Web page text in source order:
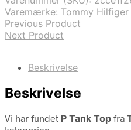
Varemærke: Tommy Hilfiger
Previous Product
Next Product
Beskrivelse
Beskrivelse
Vi har fundet P Tank Top fra